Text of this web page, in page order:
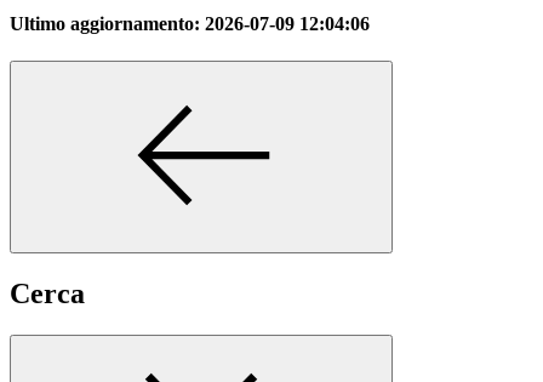
Ultimo aggiornamento: 2026-07-09 12:04:06
Cerca